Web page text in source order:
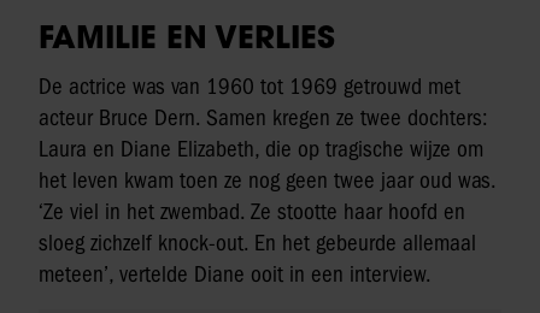
FAMILIE EN VERLIES
De actrice was van 1960 tot 1969 getrouwd met
acteur Bruce Dern. Samen kregen ze twee dochters:
Laura en Diane Elizabeth, die op tragische wijze om
het leven kwam toen ze nog geen twee jaar oud was.
‘Ze viel in het zwembad. Ze stootte haar hoofd en
sloeg zichzelf knock-out. En het gebeurde allemaal
meteen’, vertelde Diane ooit in een interview.